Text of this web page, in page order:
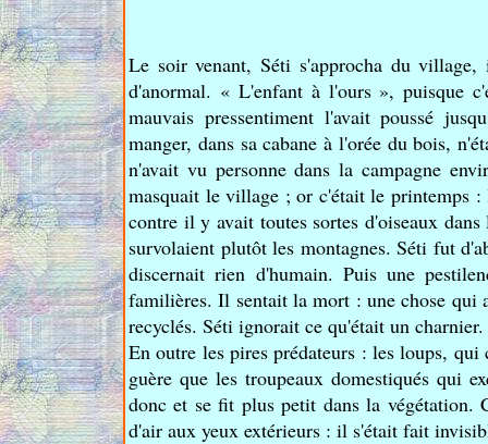
Le soir venant, Séti s'approcha du
d'anormal. « L'enfant à l'ours », puisque
mauvais pressentiment l'avait poussé
manger, dans sa cabane à l'orée du bois,
n'avait vu personne dans la campagne
masquait le village ; or c'était le printemps
contre il y avait toutes sortes d'oiseaux
survolaient plutôt les montagnes. Séti fut
discernait rien d'humain. Puis une
familières. Il sentait la mort : une chose qui
recyclés. Séti ignorait ce qu'était un
En outre les pires prédateurs : les loups,
guère que les troupeaux domestiqués qui
donc et se fit plus petit dans la végétation.
d'air aux yeux extérieurs : il s'était fait